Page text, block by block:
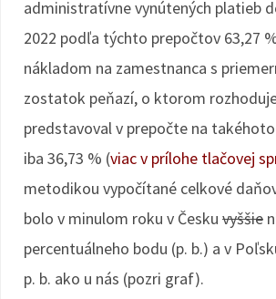
administratívne vynútených platieb
2022 podľa týchto prepočtov 63,27
nákladom na zamestnanca s
zostatok peňazí, o ktorom
predstavoval v prepočte na
iba 36,73 % (viac v prílohe tlačovej
metodikou vypočítané celkové
bolo v minulom roku v Česku vyššie
percentuálneho bodu (p. b.) a v
p. b. ako u nás (pozri graf).